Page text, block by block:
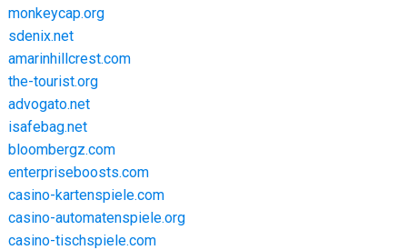
monkeycap.org
sdenix.net
amarinhillcrest.com
the-tourist.org
advogato.net
isafebag.net
bloombergz.com
enterpriseboosts.com
casino-kartenspiele.com
casino-automatenspiele.org
casino-tischspiele.com